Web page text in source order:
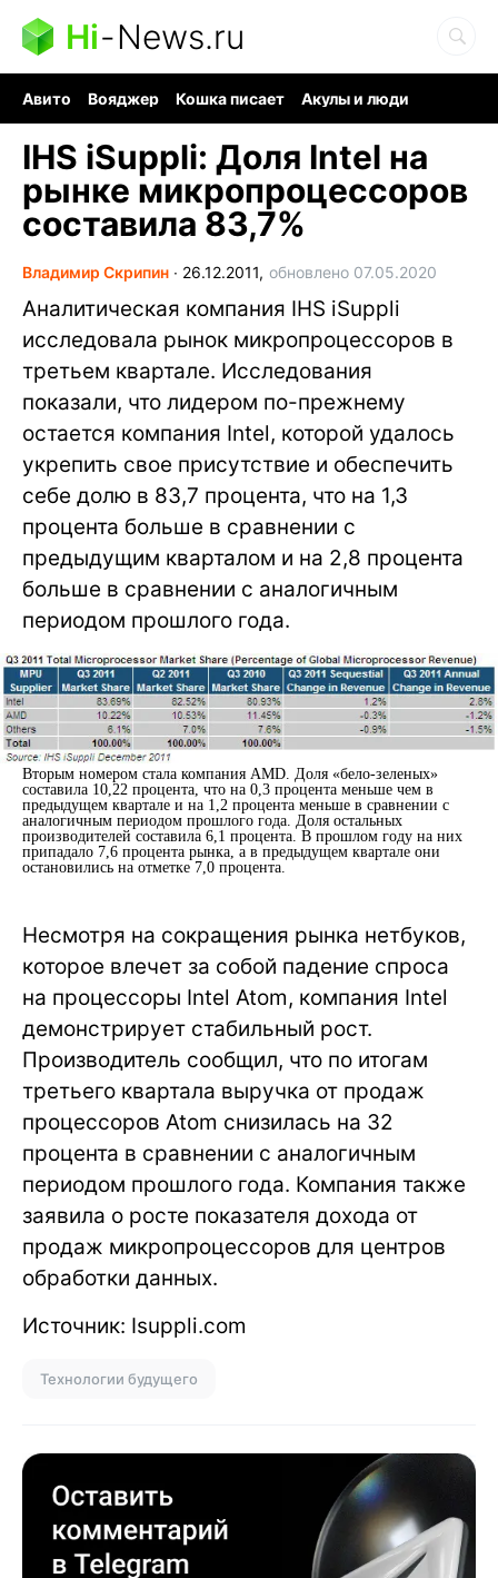
Hi-News.ru
Авито Вояджер Кошка писает
Акулы и люди
IHS iSuppli: Доля Intel на
рынке микропроцессоров
составила 83,7%
Владимир Скрипин ∙ 26.12.2011, обновлено 07.05.2020
Аналитическая компания IHS iSuppli
исследовала рынок микропроцессоров в
третьем квартале. Исследования
показали, что лидером по-прежнему
остается компания Intel, которой удалось
укрепить свое присутствие и обеспечить
себе долю в 83,7 процента, что на 1,3
процента больше в сравнении с
предыдущим кварталом и на 2,8 процента
больше в сравнении с аналогичным
периодом прошлого года.
Вторым номером стала компания AMD. Доля «бело-зеленых»
составила 10,22 процента, что на 0,3 процента меньше чем в
предыдущем квартале и на 1,2 процента меньше в сравнении с
аналогичным периодом прошлого года. Доля остальных
производителей составила 6,1 процента. В прошлом году на них
припадало 7,6 процента рынка, а в предыдущем квартале они
остановились на отметке 7,0 процента.
Несмотря на сокращения рынка нетбуков,
которое влечет за собой падение спроса
на процессоры Intel Atom, компания Intel
демонстрирует стабильный рост.
Производитель сообщил, что по итогам
третьего квартала выручка от продаж
процессоров Atom снизилась на 32
процента в сравнении с аналогичным
периодом прошлого года. Компания также
заявила о росте показателя дохода от
продаж микропроцессоров для центров
обработки данных.
Источник: Isuppli.com
Технологии будущего